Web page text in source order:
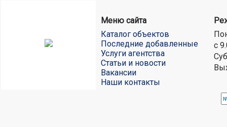
Меню сайта
Каталог объектов
Последние добавленные
Услуги агентства
Статьи и новости
Вакансии
Наши контакты
с